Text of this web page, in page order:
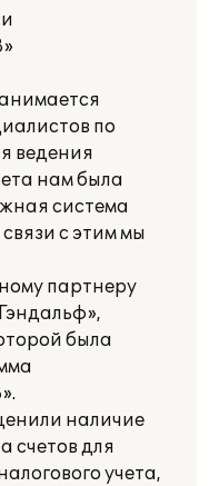
по
ведения
нам была
система
с этим мы
партнеру
была
наличие
счетов для
учета,